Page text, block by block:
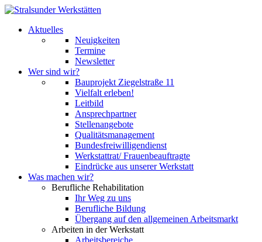
Aktuelles
Neuigkeiten
Termine
Newsletter
Wer sind wir?
Bauprojekt Ziegelstraße 11
Vielfalt erleben!
Leitbild
Ansprechpartner
Stellenangebote
Qualitätsmanagement
Bundesfreiwilligendienst
Werkstattrat/ Frauenbeauftragte
Eindrücke aus unserer Werkstatt
Was machen wir?
Berufliche Rehabilitation
Ihr Weg zu uns
Berufliche Bildung
Übergang auf den allgemeinen Arbeitsmarkt
Arbeiten in der Werkstatt
Arbeitsbereiche